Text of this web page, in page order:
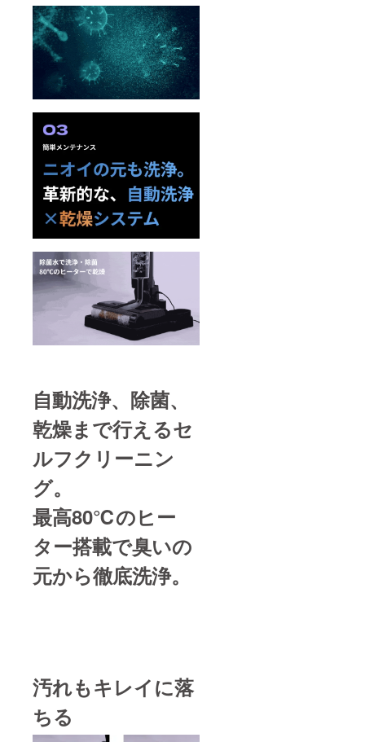
自動洗浄、除菌、
乾燥まで行えるセ
ルフクリーニン
グ。
最高80℃のヒー
ター搭載で臭いの
元から徹底洗浄。
汚れもキレイに落
ちる